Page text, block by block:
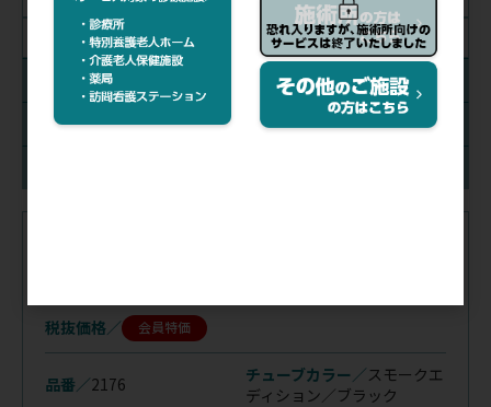
絞り込み解除
チューブカラー
チェストピースカラー
税抜価格 会員特価
品番／2176 チューブカラー／ スモークエ
ディション／ブラック